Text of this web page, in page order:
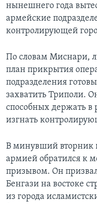
нынешнего года
армейские
контролирующей
По словам Миснари,
план прикрытия
подразделения
захватить Триполи.
способных держать в
изгнать
В минувший
армией обратился к
призывом. Он
Бенгази на востоке
из города